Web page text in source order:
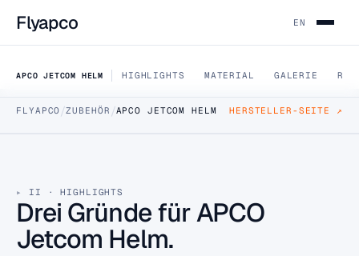
Flyapco EN
APCO JETCOM HELM HIGHLIGHTS MATERIAL GALERIE
Helm
Der AirXtreme JetCom Helm ist ein spezieller Flughelm,
zertifiziert nach EN966 für „Airborne Sports“.
FLYAPCO /ZUBEHÖR /APCO JETCOM HELM HERSTELLER-SEITE ↗
II · HIGHLIGHTS
Drei Gründe für APCO
Jetcom Helm.